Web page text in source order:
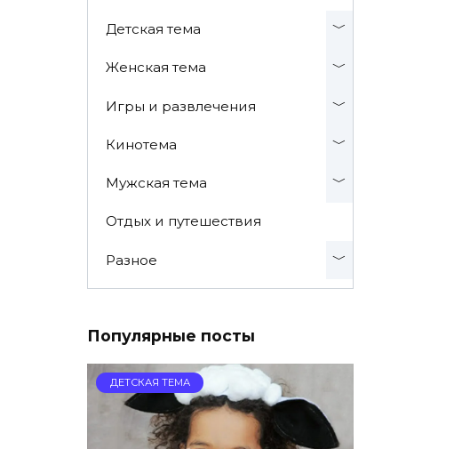
Детская тема
Женская тема
Игры и развлечения
Кинотема
Мужская тема
Отдых и путешествия
Разное
Популярные посты
ДЕТСКАЯ ТЕМА